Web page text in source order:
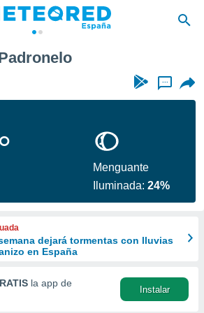
...
Menguante
Iluminada:24%
dejará tormentas con lluvias
en España
la app de
Instalar